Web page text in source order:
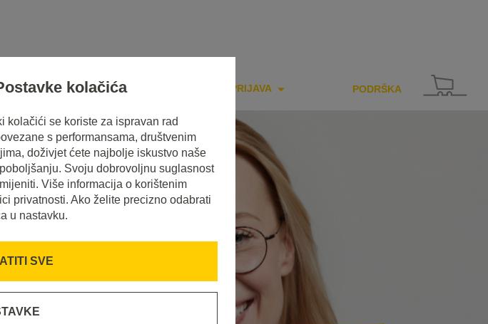
INSPIRACIJE PRIJAVA PODRŠKA
kolačića
kolačići se koriste za ispravan rad
s performansama, društvenim
doživjet ćete najbolje iskustvo naše
Svoju dobrovoljnu suglasnost
Više informacija o korištenim
privatnosti. Ako želite precizno odabrati
u nastavku.
SVE